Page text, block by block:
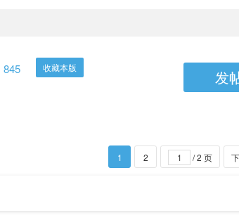
845 收藏本版 发
1 2 / 2 页